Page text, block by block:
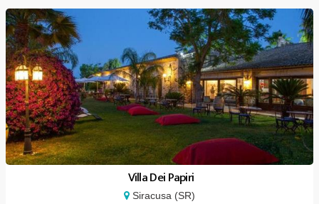
Villa Dei Papiri
Siracusa (SR)